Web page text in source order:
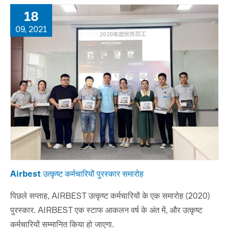
18
09, 2021
Airbest उत्कृष्ट कर्मचारियों पुरस्कार समारोह
पिछले सप्ताह, AIRBEST उत्कृष्ट कर्मचारियों के एक समारोह (2020)
पुरस्कार. AIRBEST एक स्टाफ आकलन वर्ष के अंत में, और उत्कृष्ट
कर्मचारियों सम्मानित किया हो जाएगा.